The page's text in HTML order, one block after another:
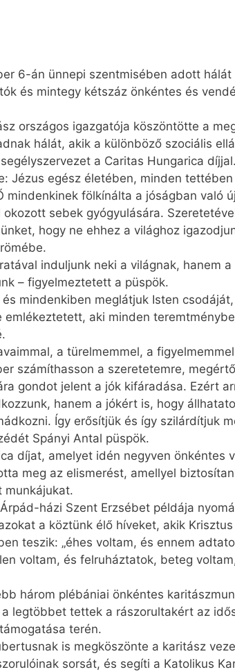
6-án ünnepi szentmisében adott hálát
és mintegy kétszáz önkéntes és
országos igazgatója köszöntötte a
hálát, akik a különböző szociális
a Caritas Hungarica díjjal.
Jézus egész életében, minden
fölkínálta a jóságban való
sebek gyógyulására.
hogy ne ehhez a világhoz
induljunk neki a világnak, hanem
– figyelmeztetett a püspök.
mindenkiben meglátjuk Isten
aki minden
a türelmemmel, a
számíthasson a szeretetemre,
gondot jelent a jók kifáradása. Ezért
hanem a jókért is, hogy
Így erősítjük és így szilárdítjuk
Spányi Antal püspök.
díjat, amelyet idén negyven önkéntes
meg az elismerést, amellyel
munkájukat.
házi Szent Erzsébet példája
a köztünk élő híveket, akik
teszik: „éhes voltam, és ennem
voltam, és felruháztatok, beteg
három plébániai önkéntes
legtöbbet tettek a rászorultakért az
terén.
is megköszönte a karitász
sorsát, és segíti a Katolikus